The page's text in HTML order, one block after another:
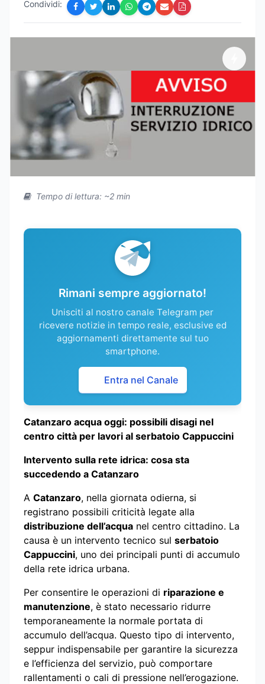
Condividi:
Tempo di lettura: ~2 min
Rimani sempre aggiornato!
Unisciti al nostro canale Telegram per
ricevere notizie in tempo reale, esclusive ed
aggiornamenti direttamente sul tuo
smartphone.
Entra nel Canale
Catanzaro acqua oggi: possibili disagi nel
centro città per lavori al serbatoio Cappuccini
Intervento sulla rete idrica: cosa sta
succedendo a Catanzaro
A Catanzaro, nella giornata odierna, si
registrano possibili criticità legate alla
distribuzione dell’acqua nel centro cittadino. La
causa è un intervento tecnico sul serbatoio
Cappuccini, uno dei principali punti di accumulo
della rete idrica urbana.
Per consentire le operazioni di riparazione e
manutenzione, è stato necessario ridurre
temporaneamente la normale portata di
accumulo dell’acqua. Questo tipo di intervento,
seppur indispensabile per garantire la sicurezza
e l’efficienza del servizio, può comportare
rallentamenti o cali di pressione nell’erogazione.